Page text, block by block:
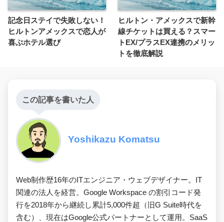
記念日ステイで失敗しない！
ヒルトンアメックスで恋人が
喜ぶホテル選び
ヒルトン・アメックスで新幹
線チケットは買える？スマー
トEX/プラスEX連携のメリッ
トを徹底解説
この記事を書いた人
Yoshikazu Komatsu
Web制作歴16年のITエンジニア・ウェブデザイナー。IT
関連の法人を経営。Google Workspace の割引コード発
行を2018年から継続し累計5,000件超（旧G Suite時代を
含む）、現在はGoogle公式パートナーとして運用。SaaS